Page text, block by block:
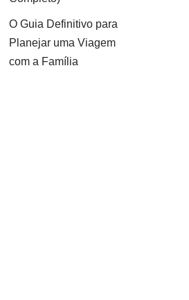
O Guia Definitivo para
Planejar uma Viagem
com a Família